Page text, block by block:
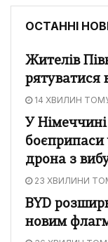
ОСТАННІ
Жителів
рятуватися
14 ХВИЛИН
У
боєприпаси
дрона з
23 ХВИЛИНИ
BYD
новим